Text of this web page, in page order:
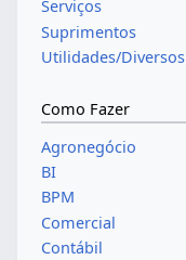
Serviços
Suprimentos
Utilidades/Diversos
Como Fazer
Agronegócio
BI
BPM
Comercial
Contábil